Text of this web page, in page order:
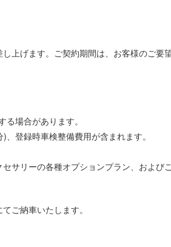
上げます。ご契約期間は、お客様のご要
場合があります。
登録時車検整備費用が含まれます。
サリーの各種オプションプラン、および
ご納車いたします。